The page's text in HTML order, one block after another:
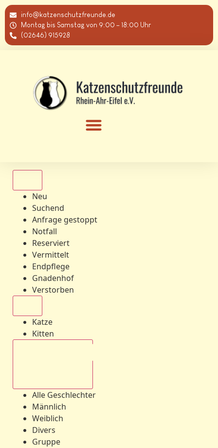
info@katzenschutzfreunde.de
Montag bis Samstag von 9:00 – 18:00 Uhr
(02646) 915928
Neu
Suchend
Anfrage gestoppt
Notfall
Reserviert
Vermittelt
Endpflege
Gnadenhof
Verstorben
Katze
Kitten
Alle Geschlechter
Männlich
Weiblich
Divers
Gruppe